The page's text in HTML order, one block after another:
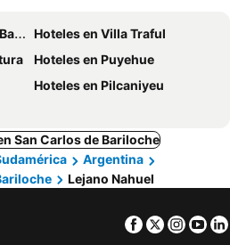
Hoteles en Villa Traful
Hoteles en Puyehue
Hoteles en Pilcaniyeu
San Carlos de Bariloche
Argentina
Lejano Nahuel
Facebook
Twitter